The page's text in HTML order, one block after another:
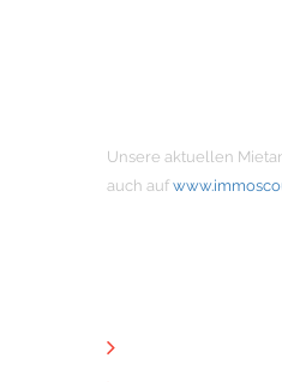
Unsere aktuellen
auch auf